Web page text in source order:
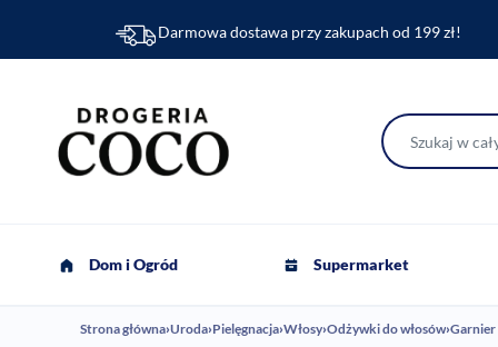
Darmowa dostawa przy zakupach od 199 zł!
Dom i Ogród Supermarket
Strona główna›Uroda›Pielęgnacja›Włosy›Odżywki do włosów›Garnier